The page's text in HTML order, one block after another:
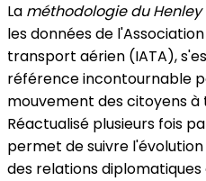
La méthodologie du Henley
les données de
transport aérien (IATA),
référence incontournable
mouvement des citoyens à
Réactualisé plusieurs fois
permet de suivre
des relations